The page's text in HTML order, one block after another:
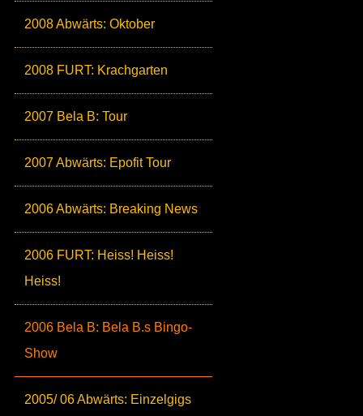
2008 Abwärts: Oktober
2008 FURT: Krachgarten
2007 Bela B: Tour
2007 Abwärts: Epofit Tour
2006 Abwärts: Breaking News
2006 FURT: Heiss! Heiss!
Heiss!
2006 Bela B: Bela B.s Bingo-
Show
2005/ 06 Abwärts: Einzelgigs